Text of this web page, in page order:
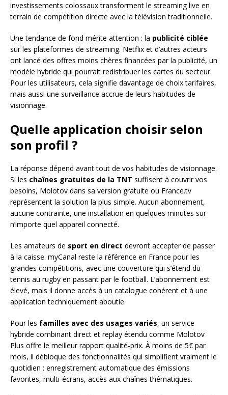
investissements colossaux transforment le streaming live en
terrain de compétition directe avec la télévision traditionnelle.
Une tendance de fond mérite attention : la publicité ciblée
sur les plateformes de streaming. Netflix et d’autres acteurs
ont lancé des offres moins chères financées par la publicité, un
modèle hybride qui pourrait redistribuer les cartes du secteur.
Pour les utilisateurs, cela signifie davantage de choix tarifaires,
mais aussi une surveillance accrue de leurs habitudes de
visionnage.
Quelle application choisir selon
son profil ?
La réponse dépend avant tout de vos habitudes de visionnage.
Si les chaînes gratuites de la TNT suffisent à couvrir vos
besoins, Molotov dans sa version gratuite ou France.tv
représentent la solution la plus simple. Aucun abonnement,
aucune contrainte, une installation en quelques minutes sur
n’importe quel appareil connecté.
Les amateurs de sport en direct devront accepter de passer
à la caisse. myCanal reste la référence en France pour les
grandes compétitions, avec une couverture qui s’étend du
tennis au rugby en passant par le football. L’abonnement est
élevé, mais il donne accès à un catalogue cohérent et à une
application techniquement aboutie.
Pour les familles avec des usages variés, un service
hybride combinant direct et replay étendu comme Molotov
Plus offre le meilleur rapport qualité-prix. À moins de 5€ par
mois, il débloque des fonctionnalités qui simplifient vraiment le
quotidien : enregistrement automatique des émissions
favorites, multi-écrans, accès aux chaînes thématiques.